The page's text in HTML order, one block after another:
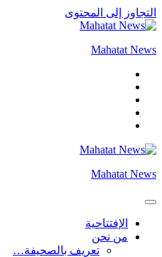
التجاوز إلى المحتوى
Mahatat News
Mahatat News
الإفتتاحية
من نحن
تعريف بالصحيفة…